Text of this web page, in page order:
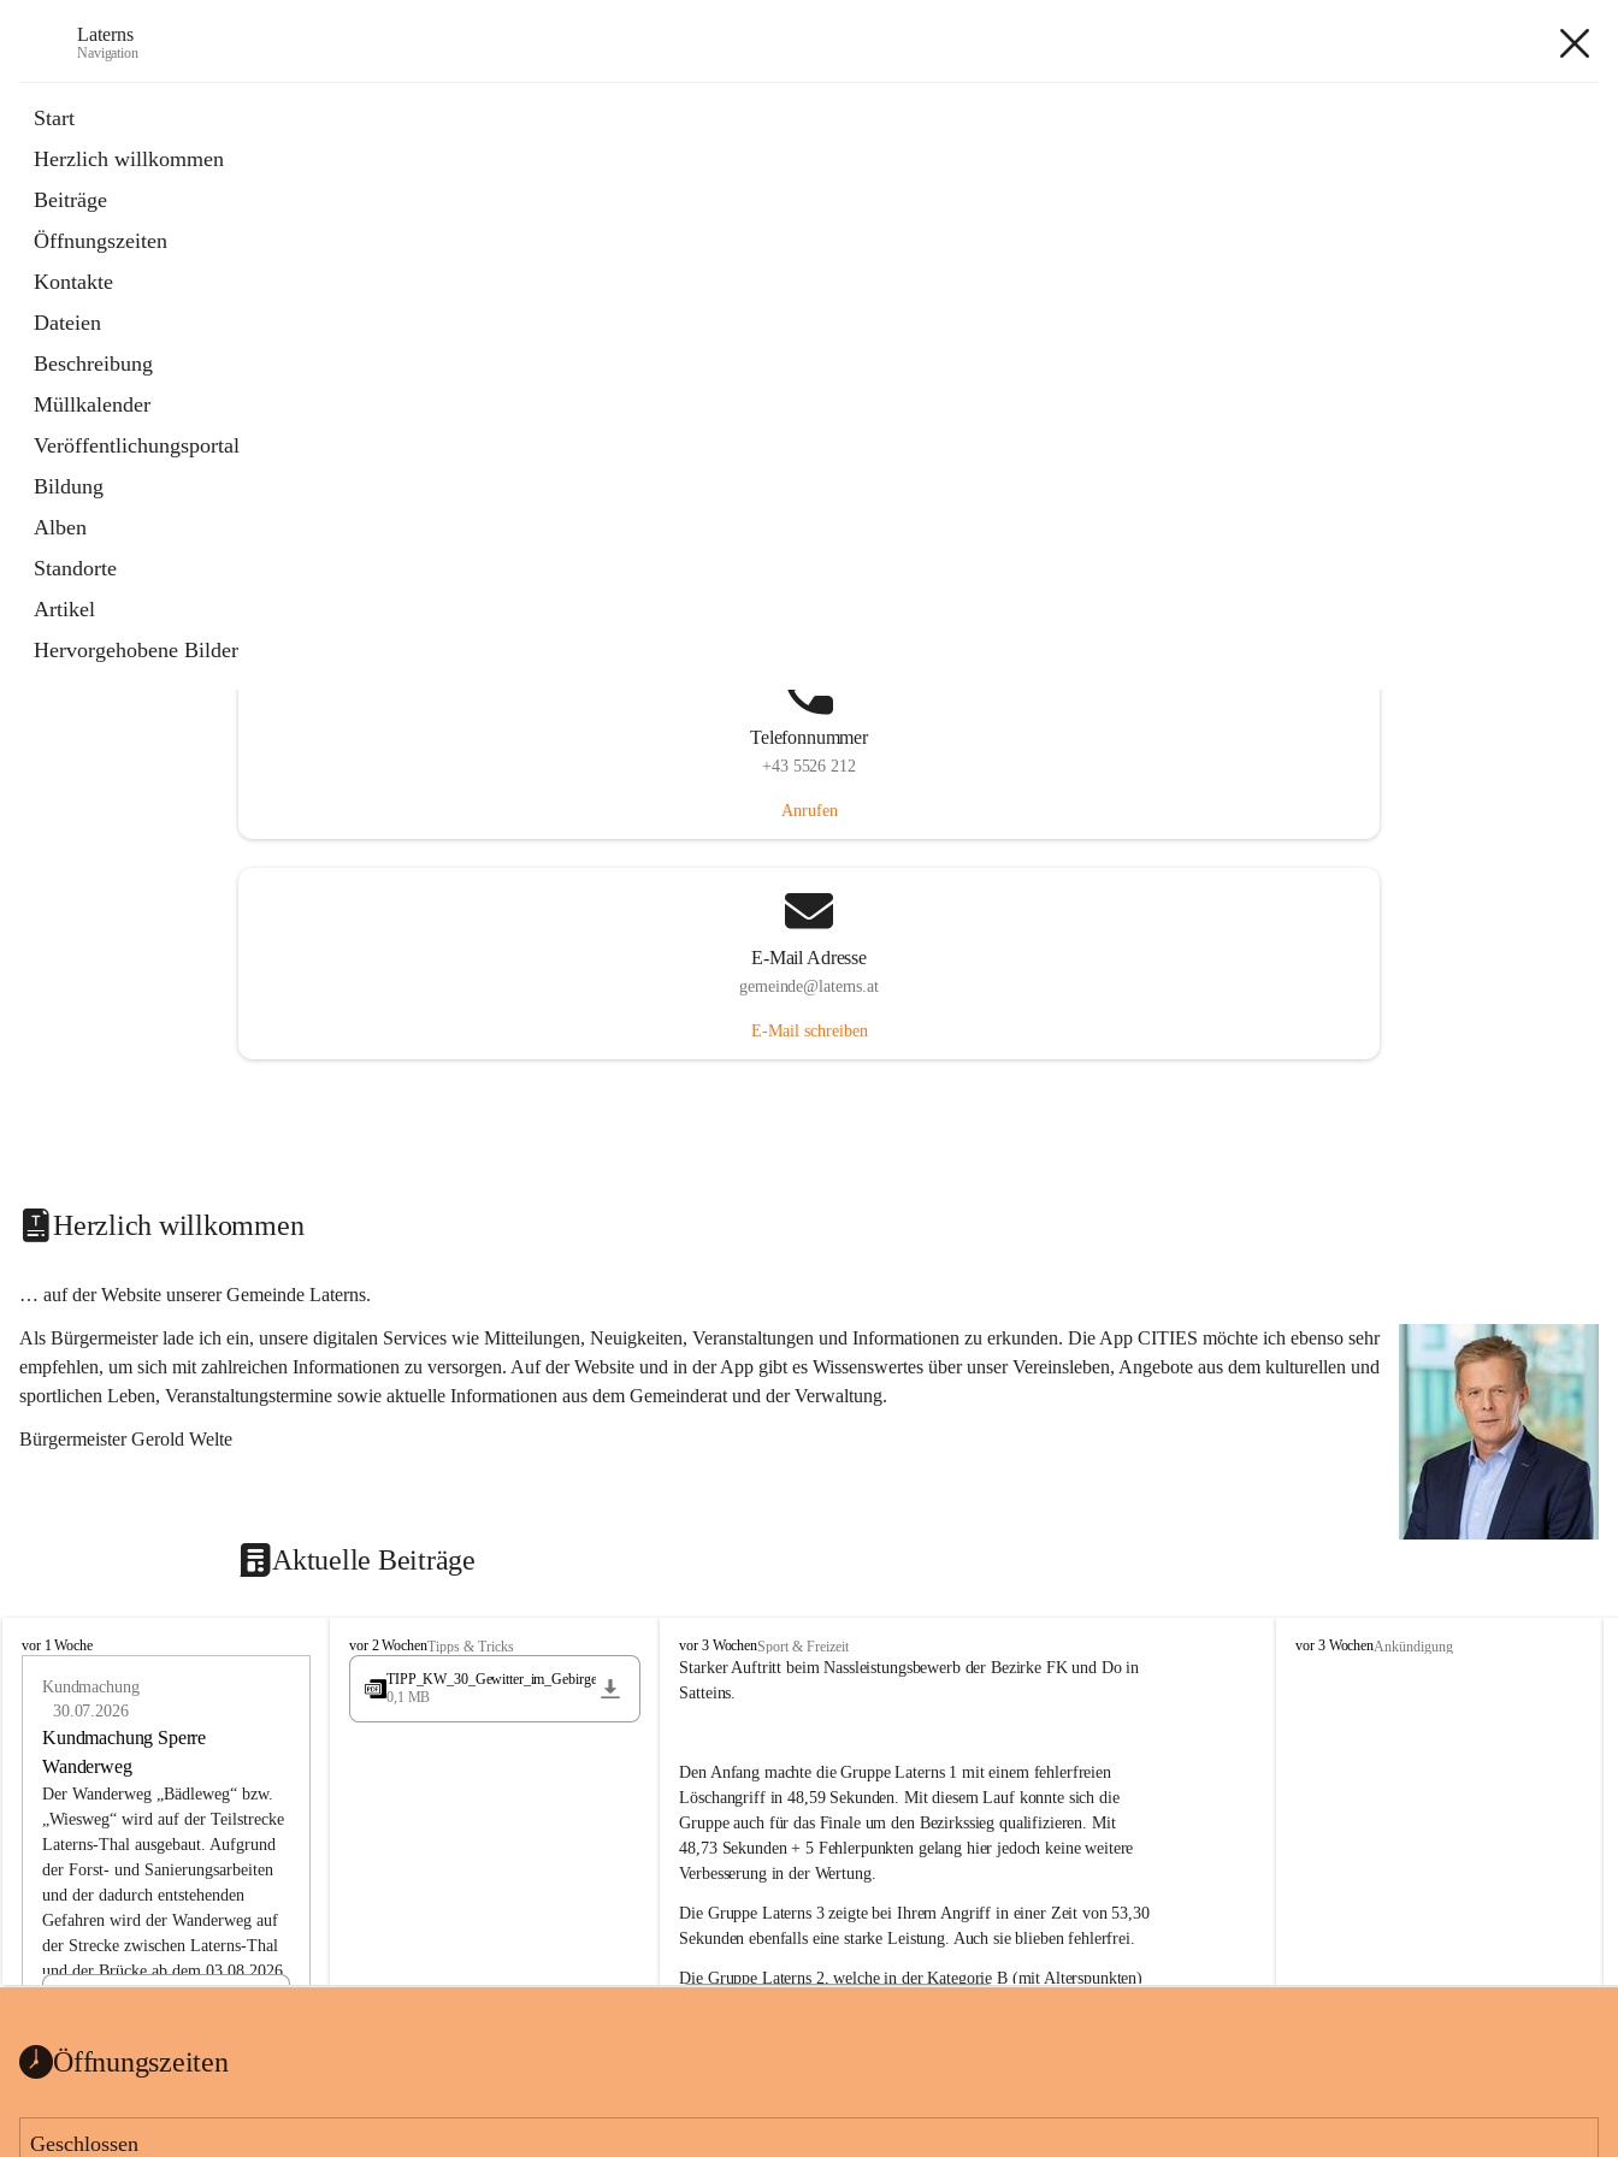
Laterns
Navigation
Start
Herzlich willkommen
Beiträge
Öffnungszeiten
Kontakte
Dateien
Beschreibung
Müllkalender
Veröffentlichungsportal
Bildung
Alben
Standorte
Artikel
Hervorgehobene Bilder
Telefonnummer
+43 5526 212
Anrufen
E-Mail Adresse
gemeinde@laterns.at
E-Mail schreiben
Herzlich willkommen
… auf der Website unserer Gemeinde Laterns.
Als Bürgermeister lade ich ein, unsere digitalen Services wie Mitteilungen, Neuigkeiten, Veranstaltungen und Informationen zu erkunden. Die App CITIES möchte ich ebenso sehr
empfehlen, um sich mit zahlreichen Informationen zu versorgen. Auf der Website und in der App gibt es Wissenswertes über unser Vereinsleben, Angebote aus dem kulturellen und
sportlichen Leben, Veranstaltungstermine sowie aktuelle Informationen aus dem Gemeinderat und der Verwaltung.
Bürgermeister Gerold Welte
Aktuelle Beiträge
L
vor 1 Woche
Kundmachung
30.07.2026
Kundmachung Sperre
Wanderweg
Der Wanderweg „Bädleweg“ bzw.
„Wiesweg“ wird auf der Teilstrecke
Laterns-Thal ausgebaut. Aufgrund
der Forst- und Sanierungsarbeiten
und der dadurch entstehenden
Gefahren wird der Wanderweg auf
der Strecke zwischen Laterns-Thal
und der Brücke ab dem 03.08.2026
ht
1 Seite•0,1 MB
L
a
e
vor 2 WochenTipps & Tricks
TIPP_KW_30_Gewitter_im_Gebirge
0,1 MB
F
r
e
l
l
i
g
e
F
e
u
e
r
w
t
vor 3 WochenSport & Freizeit
Starker Auftritt beim Nassleistungsbewerb der Bezirke FK und Do in
Satteins.
Den Anfang machte die Gruppe Laterns 1 mit einem fehlerfreien
Löschangriff in 48,59 Sekunden. Mit diesem Lauf konnte sich die
Gruppe auch für das Finale um den Bezirkssieg qualifizieren. Mit
48,73 Sekunden + 5 Fehlerpunkten gelang hier jedoch keine weitere
Verbesserung in der Wertung.
Die Gruppe Laterns 3 zeigte bei Ihrem Angriff in einer Zeit von 53,30
Sekunden ebenfalls eine starke Leistung. Auch sie blieben fehlerfrei.
Die Gruppe Laterns 2, welche in der Kategorie B (mit Alterspunkten)
L
vor 3 WochenAnkündigung
Öffnungszeiten
Geschlossen